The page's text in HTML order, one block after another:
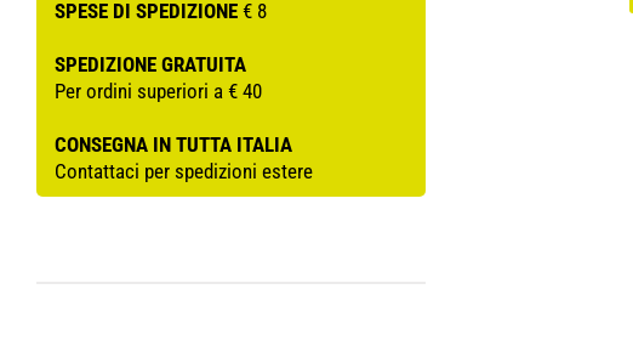
SPESE DI SPEDIZIONE € 8
SPEDIZIONE GRATUITA
Per ordini superiori a € 40
CONSEGNA IN TUTTA ITALIA
Contattaci per spedizioni estere